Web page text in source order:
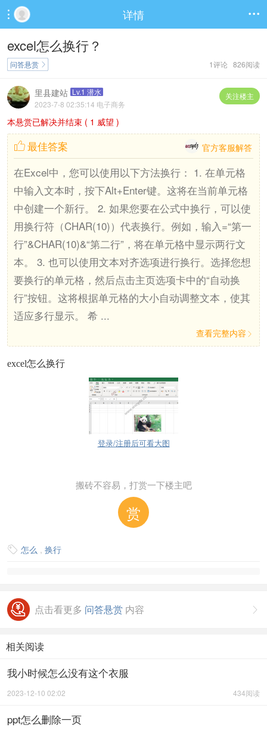
 详情 
excel怎么换行？
1评论 826阅读
问答悬赏 
关注楼主
里县建站 Lv.1 潜水
2023-7-8 02:35:14 电子商务
本悬赏已解决并结束 ( 1 威望 )
官方客服解答
最佳答案
在Excel中，您可以使用以下方法换行： 1. 在单元格
中输入文本时，按下Alt+Enter键。这将在当前单元格
中创建一个新行。 2. 如果您要在公式中换行，可以使
用换行符（CHAR(10)）代表换行。例如，输入=“第一
行”&CHAR(10)&“第二行”，将在单元格中显示两行文
本。 3. 也可以使用文本对齐选项进行换行。选择您想
要换行的单元格，然后点击主页选项卡中的“自动换
行”按钮。这将根据单元格的大小自动调整文本，使其
适应多行显示。 希 ...
查看完整内容 
excel怎么换行
登录/注册后可看大图
搬砖不容易，打赏一下楼主吧
赏
 怎么 , 换行

点击看更多 问答悬赏 内容
相关阅读
我小时候怎么没有这个衣服
434阅读
2023-12-10 02:02
ppt怎么删除一页